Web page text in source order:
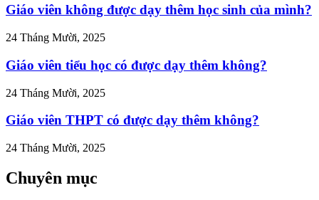
Giáo viên không được dạy thêm học sinh của mình?
24 Tháng Mười, 2025
Giáo viên tiểu học có được dạy thêm không?
24 Tháng Mười, 2025
Giáo viên THPT có được dạy thêm không?
24 Tháng Mười, 2025
Chuyên mục